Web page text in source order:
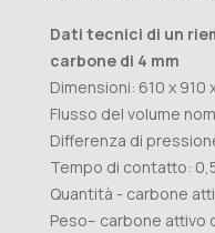
Dati tecnici di un
carbone di 4 mm
Dimensioni: 610 x 910
Flusso del volume
Differenza di
Tempo di contatto:
Quantità - carbone
Peso– carbone attivo